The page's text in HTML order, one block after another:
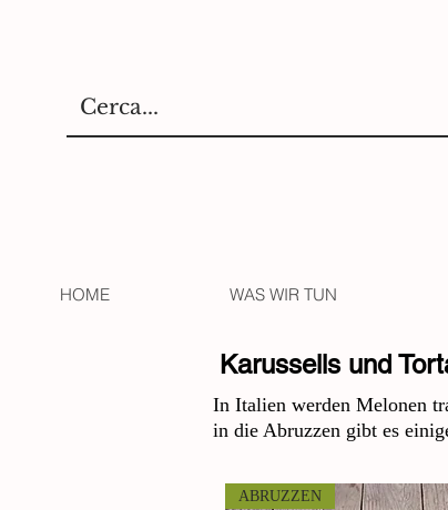
HOME WAS WIR TUN
Karussells und
In Italien werden Melonen
in die Abruzzen gibt es
ABRUZZEN